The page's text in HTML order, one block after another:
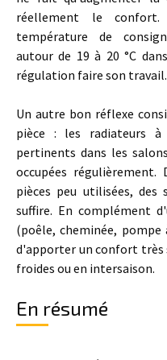
réellement le
température de
autour de 19 à 20 °C
régulation faire son travail.
Un autre bon réflexe
pièce : les radiateurs
pertinents dans les
occupées régulièrement.
pièces peu utilisées,
suffire. En complément
(poêle, cheminée,
d'apporter un confort très
froides ou en intersaison.
En résumé